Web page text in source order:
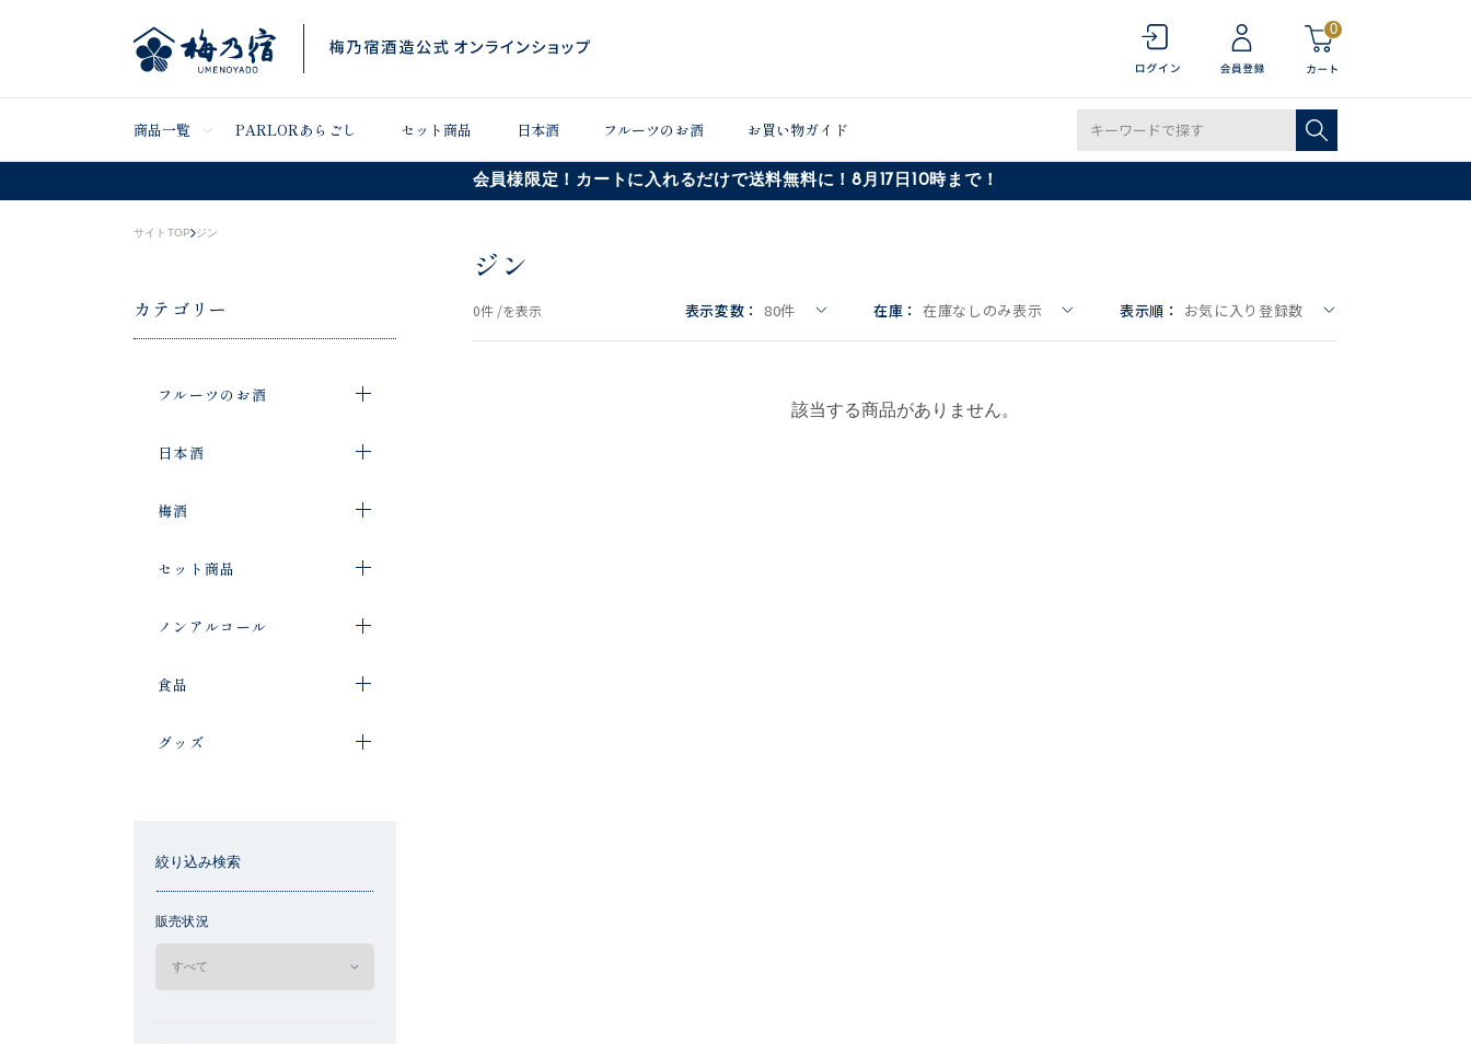
0
商品一覧 PARLORあらごし セット商品 日本酒 フルーツのお酒 お買い物ガイド
会員様限定！カートに入れるだけで送料無料に！8月17日10時まで！
サイトTOP ジン
カテゴリー
フルーツのお酒
日本酒
梅酒
セット商品
ノンアルコール
食品
グッズ
絞り込み検索
販売状況
ジン
0件 /を表示 表示変数： 80件 在庫： 在庫なしのみ表示 表示順： お気に入り登録数
該当する商品がありません。